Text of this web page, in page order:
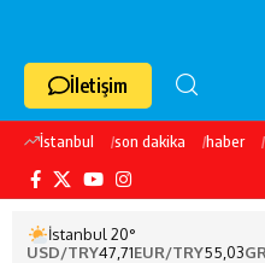
İletişim
İstanbul son dakika haber
İstanbul 20°
USD/TRY47,71EUR/TRY55,03